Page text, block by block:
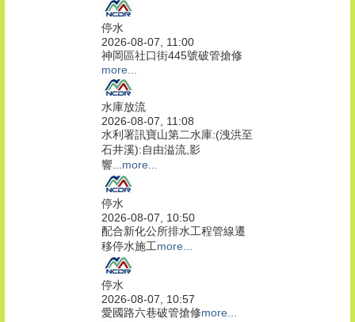
停水
2026-08-07, 11:00
神岡區社口街445號破管搶修
more...
水庫放流
2026-08-07, 11:08
水利署訊寶山第二水庫:(洩洪至
石井溪):自由溢流,影
響... more...
停水
2026-08-07, 10:50
配合新化公所排水工程管線遷
移停水施工more...
停水
2026-08-07, 10:57
愛國路六巷破管搶修more...